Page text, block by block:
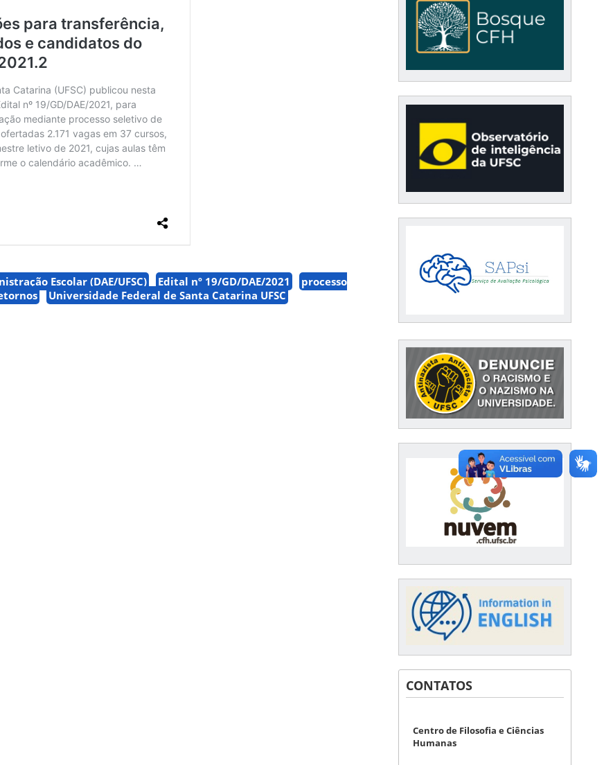
Escolar (DAE/UFSC) Edital nº 19/GD/DAE/2021
processo
Universidade Federal de Santa Catarina UFSC
CONTATOS
Centro de Filosofia e Ciências
Humanas